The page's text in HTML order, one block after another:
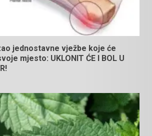
jednostavne vježbe koje će
mjesto: UKLONIT ĆE I BOL U